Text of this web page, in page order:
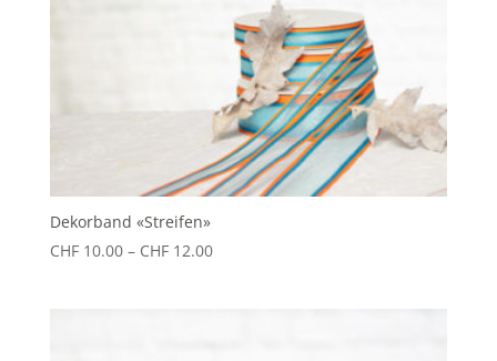
Dekorband «Streifen»
CHF10.00 – CHF12.00Preisspanne: